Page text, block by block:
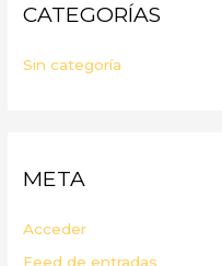
CATEGORÍAS
Sin categoría
META
Acceder
Feed de entradas